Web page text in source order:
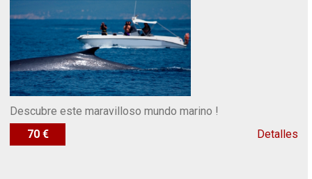
Descubre este maravilloso mundo marino !
70 €
Detalles